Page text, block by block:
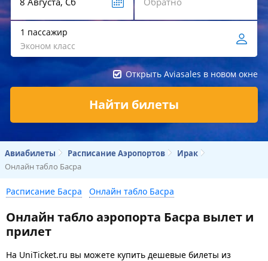
1 пассажир
Эконом класс
Открыть Aviasales в новом окне
Найти билеты
Авиабилеты Расписание Аэропортов
Ирак
Онлайн табло Басра
Расписание Басра Онлайн табло Басра
Онлайн табло аэропорта Басра вылет и
прилет
На UniTicket.ru вы можете купить дешевые билеты из